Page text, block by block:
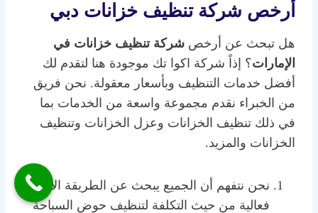
أرخص شركة تنظيف خزانات دبي
هل تبحث عن أرخص شركة تنظيف خزانات في
الإمارات؟ إذاً شركة اكوا تك موجودة هنا لتقدم لك
أفضل خدمات التنظيف وبأسعار معقولة. نحن فريق
من الخبراء نقدم مجموعة واسعة من الخدمات بما
في ذلك تنظيف الخزانات وعزل الخزانات وتنظيف
الخزانات والمزيد.
نحن نتفهم أن الجميع يبحث عن الطريقة الأكثر
فعالية من حيث التكلفة لتنظيف حوض السباحة